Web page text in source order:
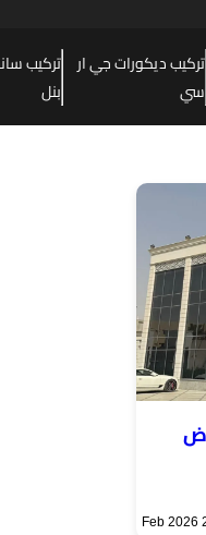
تركيب ديكورات جي ار
سي
تركيب
بنل